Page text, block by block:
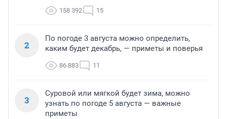
158 392 15
2
По погоде 3 августа можно определить,
каким будет декабрь, — приметы и поверья
86 883 11
3
Суровой или мягкой будет зима, можно
узнать по погоде 5 августа — важные
приметы